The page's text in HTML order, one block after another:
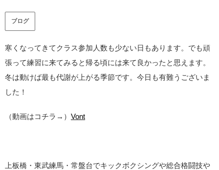
ブログ
寒くなってきてクラス参加人数も少ない日もあります。でも頑
張って練習に来てみると帰る頃には来て良かったと思えます。
冬は動けば最も代謝が上がる季節です。今日も有難うございま
した！
（動画はコチラ→） Vont
上板橋・東武練馬・常盤台でキックボクシングや総合格闘技や